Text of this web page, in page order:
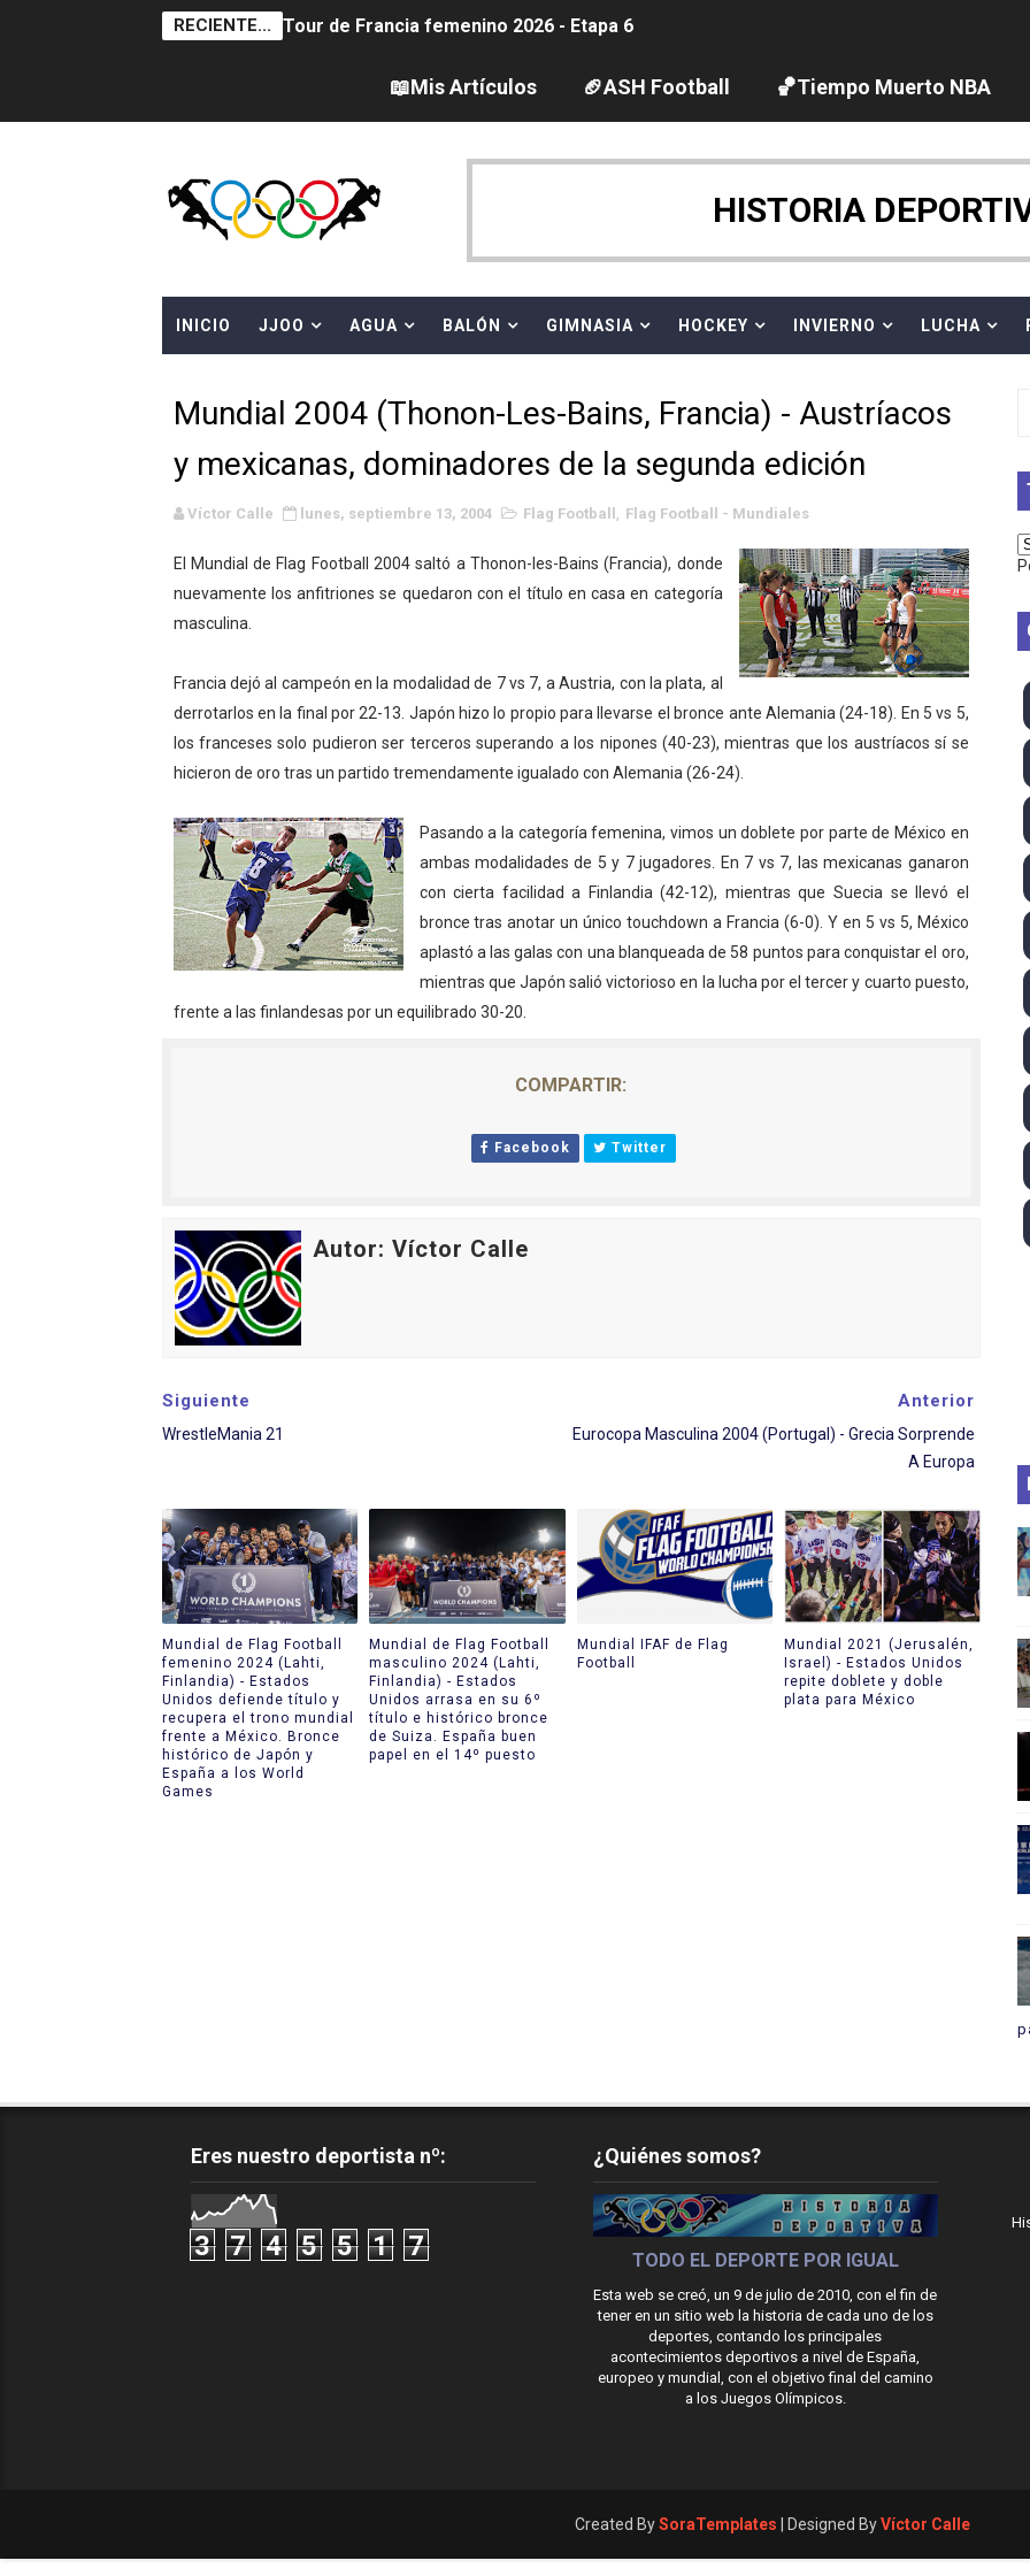
RECIENTE... Tour de Francia femenino 2026 - Etapa 6
Women's Pro Baseball League 2026
Campeonato de Europa en aguas abiertas 2026 (París, Francia) - Dobletes de
Campeonato de Europa de pentatlón moderno 2026 (Estambul, Turquía)
Campeonato de Europa de natación artística 2026 (París, Francia) - España domina
Canadá Open 2026
Canadian Elite Basketball League 2026 - Playoffs
WWE NXT - Myles Borne y Tavion Heights ponen fin al reinado por parejas de The
Canadian Football League 2026 - Week 10
Grandes éxitos por fin para Chelsea Green, Chad Gable y Baron Corbin en SummerSlam
Campeonato de Europa de MTB 2026 (Monteceneri, Suiza) - Charlie Aldridge y Sina
Campeonato de Europa de remo 2026 (Varese, Italia) - Rumanía, Alemania y Gran
Mundial de lacrosse femenino 2026 (Tokio, Japón) - Estados Unidos invencibles, ya
Máxima celebración en el último Impact! con Jason Hotch como nuevo TNA
Mundial de esgrima 2026 (Hong Kong) - La delegación italiana arrasa con 4 oros y 4
Raquel Rodriguez es la nueva monarca Intercontinental, su primer título individual en
Athletes Unlimited Softball League 2026 - Las Utah Talons son bicampeonas de la AUSL
Mundial de piragüismo slalom 2026 (Oklahoma City, Estados Unidos) - Miquel Travé
Tour de Francia masculino 2026 - Tadej Pogacar entra en el selecto grupo de los
Mundial de Fórmula 1 2026 - Lando Norris consigue en Hungría su primera victoria
Campeonato de Europa de saltos 2026 (París, Francia) - Bronce para Jorge y Ana
📖Mis Artículos 🏈ASH Football 🏀Tiempo Muerto NBA
HISTORIA
INICIO JJOO AGUA BALÓN GIMNASIA HOCKEY INVIERNO LUCHA
Mundial 2004 (Thonon-Les-Bains, Francia) - Austríacos
y mexicanas, dominadores de la segunda edición
Víctor Calle lunes, septiembre 13, 2004 Flag Football , Flag Football - Mundiales
El Mundial de Flag Football 2004 saltó a Thonon-les-Bains (Francia), donde
nuevamente los anfitriones se quedaron con el título en casa en categoría
masculina.
Francia dejó al campeón en la modalidad de 7 vs 7, a Austria, con la plata, al
derrotarlos en la final por 22-13. Japón hizo lo propio para llevarse el bronce ante Alemania (24-18). En 5 vs 5,
los franceses solo pudieron ser terceros superando a los nipones (40-23), mientras que los austríacos sí se
hicieron de oro tras un partido tremendamente igualado con Alemania (26-24).
Pasando a la categoría femenina, vimos un doblete por parte de México en
ambas modalidades de 5 y 7 jugadores. En 7 vs 7, las mexicanas ganaron
con cierta facilidad a Finlandia (42-12), mientras que Suecia se llevó el
bronce tras anotar un único touchdown a Francia (6-0). Y en 5 vs 5, México
aplastó a las galas con una blanqueada de 58 puntos para conquistar el oro,
mientras que Japón salió victorioso en la lucha por el tercer y cuarto puesto,
frente a las finlandesas por un equilibrado 30-20.
COMPARTIR:
Facebook Twitter
Autor: Víctor Calle
Siguiente
WrestleMania 21
Anterior
Eurocopa Masculina 2004 (Portugal) - Grecia Sorprende
A Europa
Mundial de Flag Football
femenino 2024 (Lahti,
Finlandia) - Estados
Unidos defiende título y
recupera el trono mundial
frente a México. Bronce
histórico de Japón y
España a los World
Games
Mundial de Flag Football
masculino 2024 (Lahti,
Finlandia) - Estados
Unidos arrasa en su 6º
título e histórico bronce
de Suiza. España buen
papel en el 14º puesto
Mundial IFAF de Flag
Football
Mundial 2021 (Jerusalén,
Israel) - Estados Unidos
repite doblete y doble
plata para México
Eres nuestro deportista nº:
3 7 4 5 5 1 7
¿Quiénes somos?
TODO EL DEPORTE POR IGUAL
Esta web se creó, un 9 de julio de 2010, con el fin de
tener en un sitio web la historia de cada uno de los
deportes, contando los principales
acontecimientos deportivos a nivel de España,
europeo y mundial, con el objetivo final del camino
a los Juegos Olímpicos.
Created BySoraTemplates | Designed ByVíctor Calle